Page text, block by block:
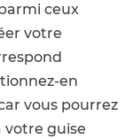
ceux
votre
en
vous pourrez
votre guise